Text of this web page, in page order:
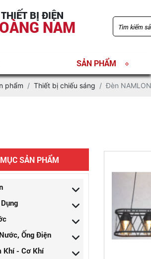
THIẾT BỊ ĐIỆN
NAM
SẢN PHẨM
phẩm Thiết bị chiếu sáng Đèn
SẢN PHẨM
Ống Điện
Khí - Cơ Khí